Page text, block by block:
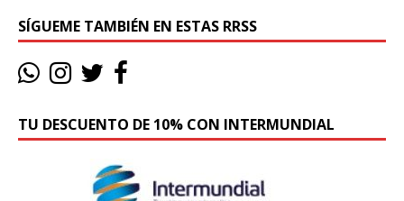
SÍGUEME TAMBIÉN EN ESTAS RRSS
TU DESCUENTO DE 10% CON INTERMUNDIAL